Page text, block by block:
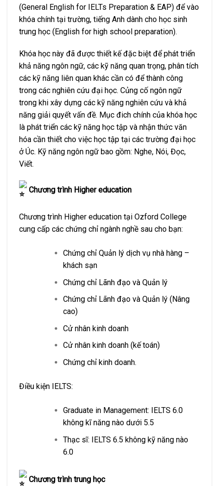
(General English for IELTs Preparation & EAP) để vào
khóa chính tại trường, tiếng Anh dành cho học sinh
trung học (English for high school preparation).
Khóa học này đã được thiết kế đặc biệt để phát triển
khả năng ngôn ngữ, các kỹ năng quan trọng, phân tích
các kỹ năng liên quan khác cần có để thành công
trong các nghiên cứu đại học. Củng cố ngôn ngữ
trong khi xây dựng các kỹ năng nghiên cứu và khả
năng giải quyết vấn đề. Mục đich chính của khóa học
là phát triển các kỹ năng học tập và nhận thức văn
hóa cần thiết cho việc học tập tại các trường đại học
ở Úc. Kỹ năng ngôn ngữ bao gồm: Nghe, Nói, Đọc,
Viết.
Chương trình Higher education
Chương trình Higher education tại Ozford College
cung cấp các chứng chỉ ngành nghề sau cho bạn:
Chứng chỉ Quản lý dịch vụ nhà hàng –
khách sạn
Chứng chỉ Lãnh đạo và Quản lý
Chứng chỉ Lãnh đạo và Quản lý (Nâng
cao)
Cử nhân kinh doanh
Cử nhân kinh doanh (kế toán)
Chứng chỉ kinh doanh.
Điều kiện IELTS:
Graduate in Management: IELTS 6.0
không kĩ năng nào dưới 5.5
Thạc sĩ: IELTS 6.5 không kỹ năng nào
6.0
Chương trình trung học